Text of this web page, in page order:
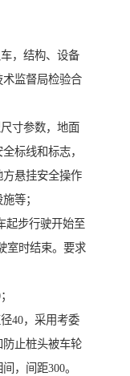
，结构、设备
监督局检验合
寸参数，地面
标线和标志，
悬挂安全操作
等；
起步行驶开始至
室时结束。要求
40，采用考委
止桩头被车轮
，间距300。